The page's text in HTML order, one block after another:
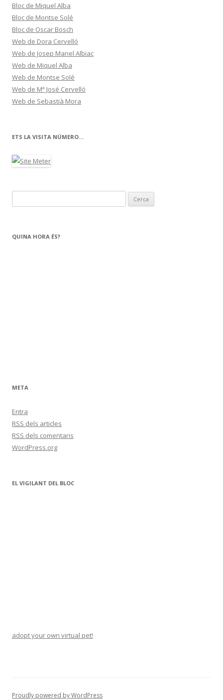
Bloc de Miquel Alba
Bloc de Montse Solé
Bloc de Oscar Bosch
Web de Dora Cervelló
Web de Josep Manel Albiac
Web de Miquel Alba
Web de Montse Solé
Web de Mª José Cervelló
Web de Sebastià Mora
ETS LA VISITA NÚMERO…
e
c
QUINA HORA ÉS?
META
Entra
RSS dels articles
RSS dels comentaris
WordPress.org
EL VIGILANT DEL BLOC
adopt your own virtual pet!
Proudly powered by WordPress